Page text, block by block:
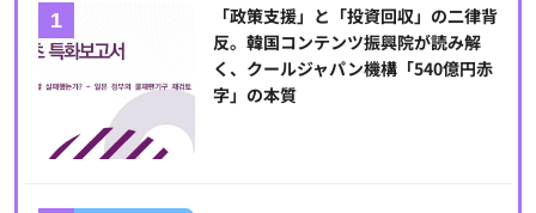
「政策支援」と「投資回収」の二律背
反。韓国コンテンツ振興院が読み解
く、クールジャパン機構「540億円赤
字」の本質